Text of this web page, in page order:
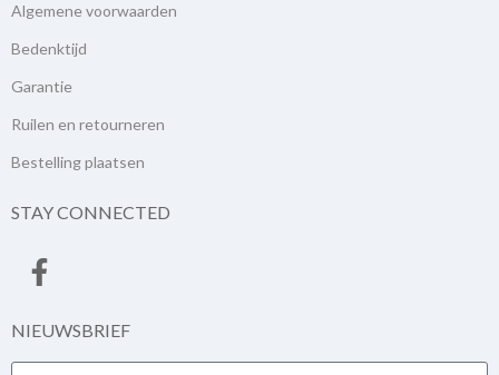
Algemene voorwaarden
Bedenktijd
Garantie
Ruilen en retourneren
Bestelling plaatsen
STAY CONNECTED
NIEUWSBRIEF